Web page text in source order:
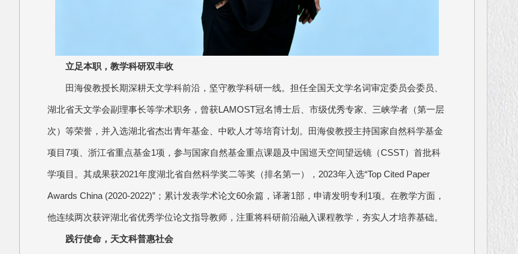
立足本职，教学科研双丰收
田海俊教授长期深耕天文学科前沿，坚守教学科研一线。担任全国天文学名词审定委员会委员、
湖北省天文学会副理事长等学术职务，曾获LAMOST冠名博士后、市级优秀专家、三峡学者（第一层
次）等荣誉，并入选湖北省杰出青年基金、中欧人才等培育计划。田海俊教授主持国家自然科学基金
项目7项、浙江省重点基金1项，参与国家自然基金重点课题及中国巡天空间望远镜（CSST）首批科
学项目。其成果获2021年度湖北省自然科学奖二等奖（排名第一），2023年入选“Top Cited Paper
Awards China (2020-2022)”；累计发表学术论文60余篇，译著1部，申请发明专利1项。在教学方面，
他连续两次获评湖北省优秀学位论文指导教师，注重将科研前沿融入课程教学，夯实人才培养基础。
践行使命，天文科普惠社会